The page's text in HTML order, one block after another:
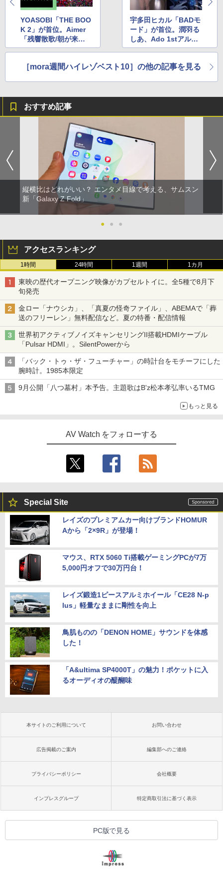
YOASOBI「THE BOO
K 2」が首位。Aimer
「残響散歌/朝が来
る」、みっころね(1月
宇多田ヒカル「BADモ
ード」が首位。潤羽る
しあ、Ado 1stアルバ
ム(1月17日～1月23日)
［mora週間ハイレゾベスト10］の他の記事を見る
おすすめ記事
縦横比はどれがいい？ エンタメ目線で考える、サムスン
新「Galaxy Z Fold」
● ● ●
アクセスランキング
1時間 24時間 1週間 1カ月
東映の歴代オープニング映像がカプセルトイに。全5種で8月下
旬発売
金ロー「ナウシカ」、「真夏の怪奇ファイル」、ABEMAで「葬
送のフリーレン」無料配信など。夏の特番・配信情報
世界初アクティブノイズキャンセリングII搭載HDMIケーブル
「Pulsar HDMI」。SilentPowerから
「バック・トゥ・ザ・フューチャー」の時計台をモチーフにした
腕時計。1985本限定
9月公開「八つ墓村」本予告。主題歌はB'z松本孝弘率いるTMG
もっと見る
AV Watch をフォローする
Special Site
レイズのプレミアムカー向けブランドHOMUR
Aから「2×9R」が登場！
マウス、RTX 5060 Ti搭載ゲーミングPCが7万
5,000円オフで30万円台！
レイズ鍛造1ピースアルミホイール「CE28 N-p
lus」軽量なままに剛性を向上
鳥肌ものの「DENON HOME」サウンドを体感
した！
「A&ultima SP4000T」の魅力！ポケットに入
るオーディオの醍醐味
本サイトのご利用について お問い合わせ
広告掲載のご案内 編集部へのご連絡
プライバシーポリシー 会社概要
インプレスグループ 特定商取引法に基づく表示
PC版で見る